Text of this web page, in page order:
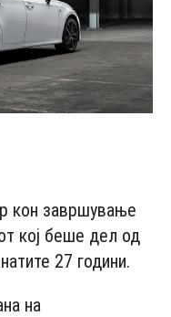
кон завршување
кој беше дел од
27 години.
на